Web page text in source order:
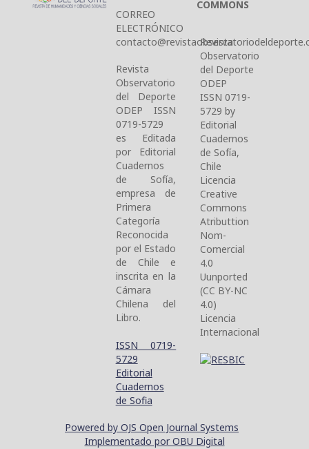
CORREO
ELECTRÓNICO
Revista
Observatorio
del Deporte
ODEP ISSN
0719-5729
es Editada
por Editorial
Cuadernos
de Sofía,
empresa de
Primera
Categoría
Reconocida
por el Estado
de Chile e
inscrita en la
Cámara
Chilena del
Libro.
ISSN 0719-
5729
Editorial
Cuadernos
de Sofia
COMMONS
Revista
Observatorio
del Deporte
ODEP
ISSN 0719-
5729 by
Editorial
Cuadernos
de Sofía,
Chile
Licencia
Creative
Commons
Atributtion
Nom-
Comercial
4.0
Uunported
(CC BY-NC
4.0)
Licencia
Internacional
Powered by OJS Open Journal Systems
Implementado por OBU Digital